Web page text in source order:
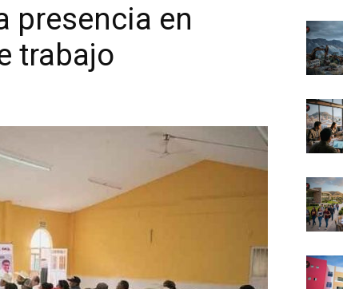
presencia en
trabajo